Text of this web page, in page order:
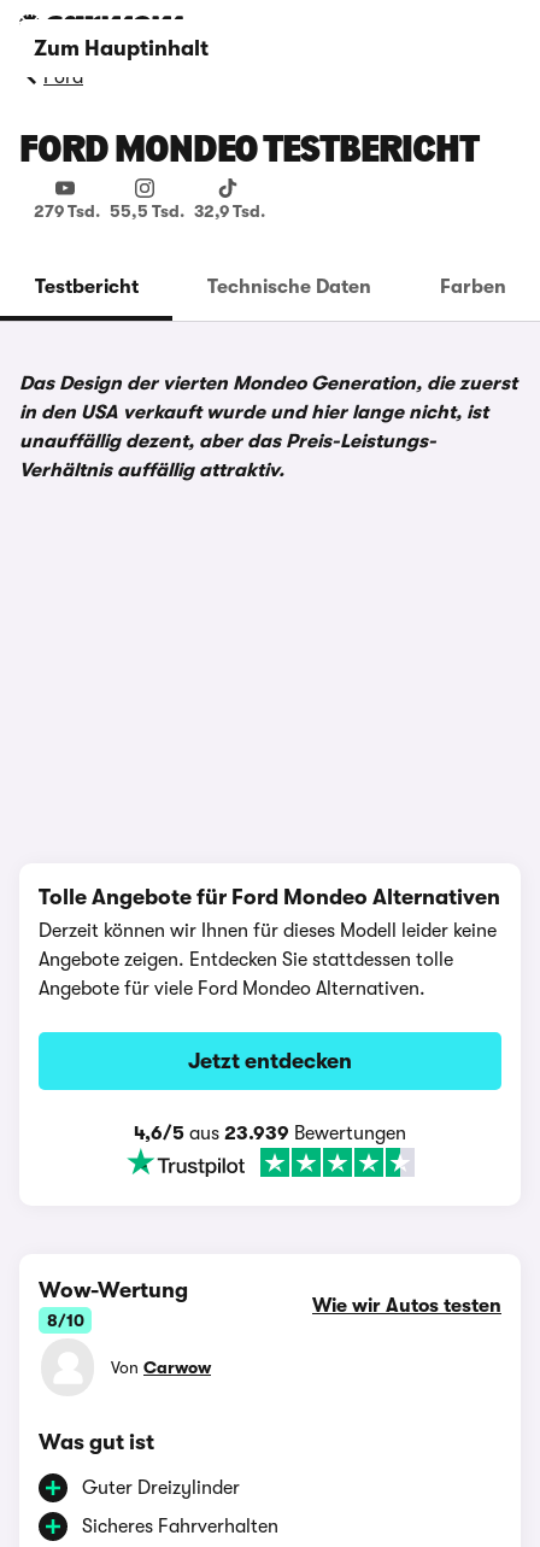
Zum Hauptinhalt
Ford
FORD MONDEO TESTBERICHT
279 Tsd. 55,5 Tsd. 32,9 Tsd.
Testbericht Technische Daten Farben
Das Design der vierten Mondeo Generation, die zuerst
in den USA verkauft wurde und hier lange nicht, ist
unauffällig dezent, aber das Preis-Leistungs-
Verhältnis auffällig attraktiv.
Tolle Angebote für Ford Mondeo Alternativen
Derzeit können wir Ihnen für dieses Modell leider keine
Angebote zeigen. Entdecken Sie stattdessen tolle
Angebote für viele Ford Mondeo Alternativen.
Jetzt entdecken
4,6/5 aus 23.939 Bewertungen
Wow-Wertung
8/10
Wie wir Autos testen
Von Carwow
Was gut ist
Guter Dreizylinder
Sicheres Fahrverhalten